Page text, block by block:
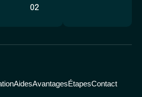
02
AidesAvantagesÉtapesContact